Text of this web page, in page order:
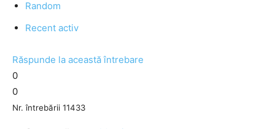
Random
Recent activ
Răspunde la această întrebare
0
0
Nr. întrebării 11433